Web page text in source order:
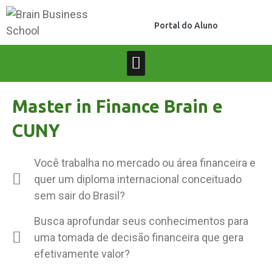
Portal do Aluno
Master in Finance Brain e
CUNY
Você trabalha no mercado ou área financeira e
quer um diploma internacional conceituado
sem sair do Brasil?
Busca aprofundar seus conhecimentos para
uma tomada de decisão financeira que gera
efetivamente valor?